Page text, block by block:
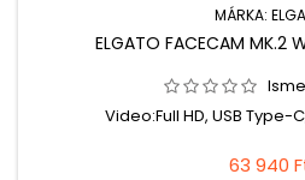
MÁRKA:
ELGATO FACECAM MK.2
Video:Full HD, USB Type-
63 940